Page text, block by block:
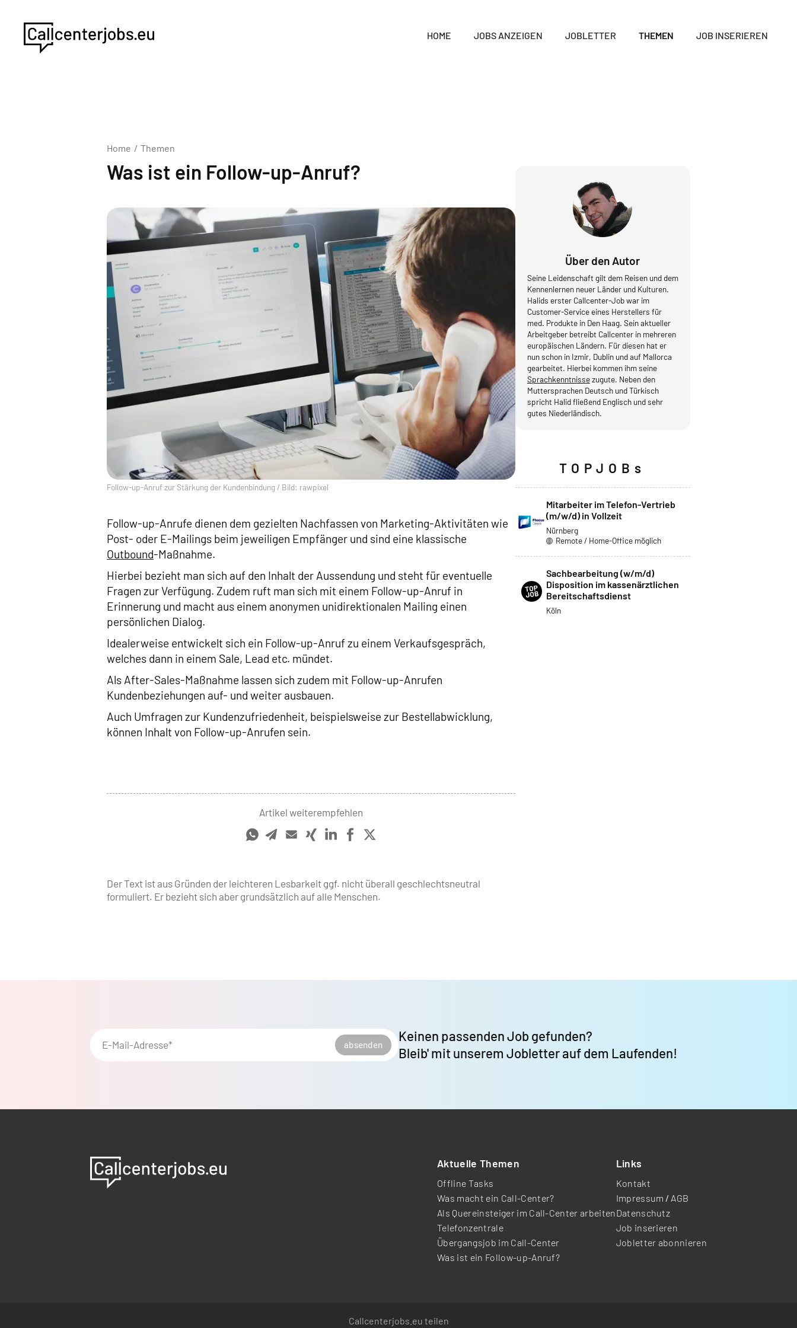
HOME JOBS ANZEIGEN JOBLETTER THEMEN JOB INSERIEREN
Home / Themen
Was ist ein Follow-up-Anruf?
Follow-up-Anruf zur Stärkung der Kundenbindung / Bild: rawpixel
Follow-up-Anrufe dienen dem gezielten Nachfassen von Marketing-Aktivitäten wie
Post- oder E-Mailings beim jeweiligen Empfänger und sind eine klassische
Outbound-Maßnahme.
Hierbei bezieht man sich auf den Inhalt der Aussendung und steht für eventuelle
Fragen zur Verfügung. Zudem ruft man sich mit einem Follow-up-Anruf in
Erinnerung und macht aus einem anonymen unidirektionalen Mailing einen
persönlichen Dialog.
Idealerweise entwickelt sich ein Follow-up-Anruf zu einem Verkaufsgespräch,
welches dann in einem Sale, Lead etc. mündet.
Als After-Sales-Maßnahme lassen sich zudem mit Follow-up-Anrufen
Kundenbeziehungen auf- und weiter ausbauen.
Auch Umfragen zur Kundenzufriedenheit, beispielsweise zur Bestellabwicklung,
können Inhalt von Follow-up-Anrufen sein.
Artikel weiterempfehlen
Der Text ist aus Gründen der leichteren Lesbarkeit ggf. nicht überall geschlechts­neutral
formuliert. Er bezieht sich aber grundsätzlich auf alle Menschen.
Über den Autor
Seine Leidenschaft gilt dem Reisen und dem
Kennenlernen neuer Länder und Kulturen.
Halids erster Callcenter-Job war im
Customer-Service eines Herstellers für
med. Produkte in Den Haag. Sein aktueller
Arbeitgeber betreibt Callcenter in mehreren
europäischen Ländern. Für diesen hat er
nun schon in Izmir, Dublin und auf Mallorca
gearbeitet. Hierbei kommen ihm seine
Sprachkenntnissezugute. Neben den
Muttersprachen Deutsch und Türkisch
spricht Halid fließend Englisch und sehr
gutes Niederländisch.
TOPJOBs
Mitarbeiter im Telefon-Vertrieb
(m/w/d) in Vollzeit
Nürnberg
Remote / Home-Office möglich
Sachbearbeitung (w/m/d)
Disposition im kassenärztlichen
Bereitschaftsdienst
Köln
E-Mail-Adresse* absenden
Keinen passenden Job gefunden?
Bleib' mit unserem Jobletter auf dem Laufenden!
Aktuelle Themen
Offline Tasks
Was macht ein Call-Center?
Als Quereinsteiger im Call-Center arbeiten
Telefonzentrale
Übergangsjob im Call-Center
Was ist ein Follow-up-Anruf?
Links
Kontakt
Impressum / AGB
Datenschutz
Job inserieren
Jobletter abonnieren
Callcenterjobs.eu teilen